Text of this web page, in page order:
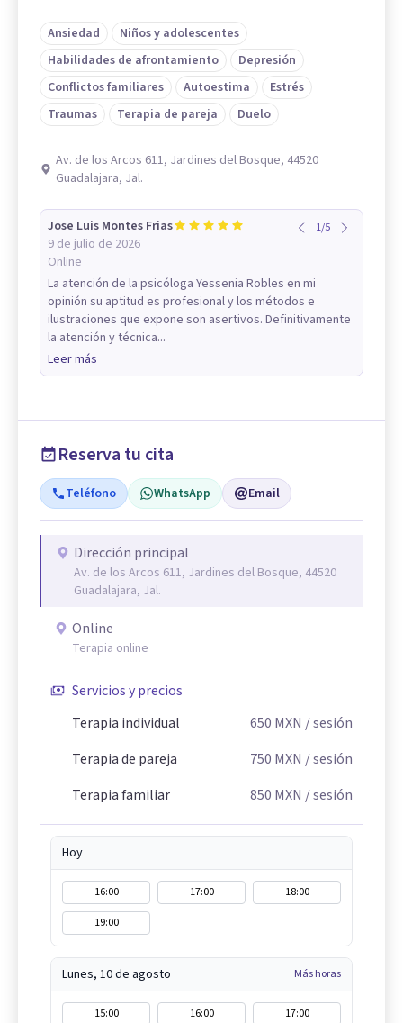
Ansiedad
Niños y adolescentes
Habilidades de afrontamiento
Depresión
Conflictos familiares
Autoestima
Estrés
Traumas
Terapia de pareja Duelo
Av. de los Arcos 611, Jardines del Bosque, 44520
Guadalajara, Jal.
Jose Luis Montes Frias
9 de julio de 2026
Online
1/5
La atención de la psicóloga Yessenia Robles en mi
opinión su aptitud es profesional y los métodos e
ilustraciones que expone son asertivos. Definitivamente
la atención y técnica...
Leer más
Reserva tu cita
Teléfono WhatsApp Email
Dirección principal
Av. de los Arcos 611, Jardines del Bosque, 44520
Guadalajara, Jal.
Online
Terapia online
Servicios y precios
Terapia individual
650 MXN / sesión
Terapia de pareja
750 MXN / sesión
Terapia familiar
850 MXN / sesión
Hoy
16:00 17:00
18:00
19:00
Lunes, 10 de agosto Más horas
15:00 16:00
17:00